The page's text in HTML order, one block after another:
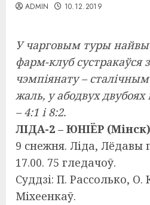
ADMIN 10.12.2019
У чарговым туры
фарм-клуб сустракаўся
чэмпіянату –
жаль, у абодвух
– 4:1 і 8:2.
ЛІДА-2 – ЮНІЁР (Мінск)
9 снежня. Ліда, Лёдавы
17.00. 75 гледачоў.
Суддзі: П. Рассолько, О.
Міхеенкаў.